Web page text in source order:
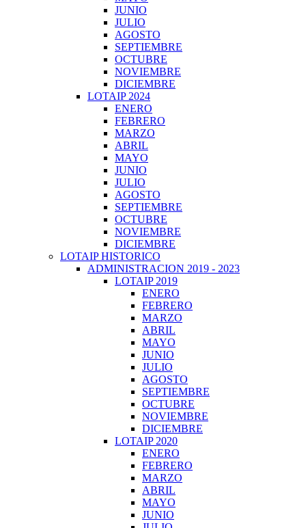
JUNIO
JULIO
AGOSTO
SEPTIEMBRE
OCTUBRE
NOVIEMBRE
DICIEMBRE
LOTAIP 2024
ENERO
FEBRERO
MARZO
ABRIL
MAYO
JUNIO
JULIO
AGOSTO
SEPTIEMBRE
OCTUBRE
NOVIEMBRE
DICIEMBRE
LOTAIP HISTORICO
ADMINISTRACION 2019 - 2023
LOTAIP 2019
ENERO
FEBRERO
MARZO
ABRIL
MAYO
JUNIO
JULIO
AGOSTO
SEPTIEMBRE
OCTUBRE
NOVIEMBRE
DICIEMBRE
LOTAIP 2020
ENERO
FEBRERO
MARZO
ABRIL
MAYO
JUNIO